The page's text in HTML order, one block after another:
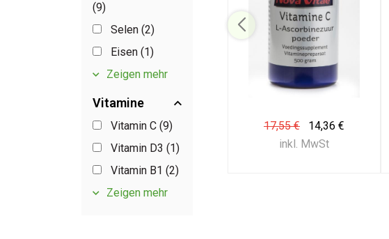
(9)
Selen (2)
Eisen (1)
Zeigen mehr
Vitamine
Vitamin C (9)
Vitamin D3 (1)
Vitamin B1 (2)
Zeigen mehr
17,55 €
14,36 €
inkl. MwSt